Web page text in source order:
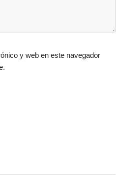
y web en este navegador